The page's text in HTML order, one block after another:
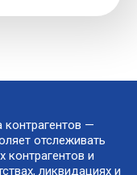
контрагентов —
отслеживать
контрагентов и
ликвидациях и